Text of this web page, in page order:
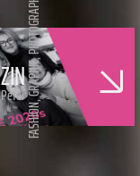
FASHION
,
GRAPHIC
,
PHOTOGRAPHY